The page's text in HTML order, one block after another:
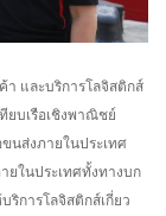
า และบริการโลจิสติกส์
ยบเรือเชิงพาณิชย์
นส่งภายในประเทศ
ยในประเทศทั้งทางบก
การโลจิสติกส์เกี่ยว